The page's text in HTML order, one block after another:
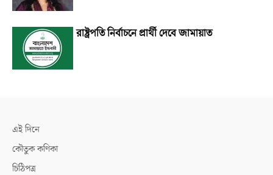
রাষ্ট্রপতি নির্বাচনে প্রার্থী দেবে জামায়াত
এই দিনে
কৌতুক কণিকা
চিঠিপত্র